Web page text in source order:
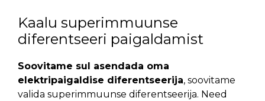
Kaalu superimmuunse
diferentseeri paigaldamist
Soovitame sul asendada oma
elektripaigaldise diferentseerija, soovitame
valida superimmuunse diferentseerija. Need